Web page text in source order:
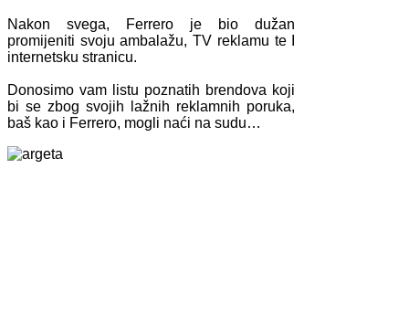
Nakon svega, Ferrero je bio dužan
promijeniti svoju ambalažu, TV reklamu te I
internetsku stranicu.
Donosimo vam listu poznatih brendova koji
bi se zbog svojih lažnih reklamnih poruka,
baš kao i Ferrero, mogli naći na sudu…